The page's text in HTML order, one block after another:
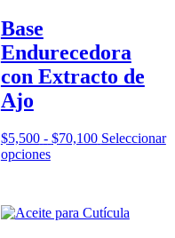
Base
Endurecedora
con Extracto de
Ajo
$5,500 - $70,100Rango
hasta
Seleccionar
opcionesEste
variantes.